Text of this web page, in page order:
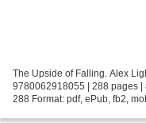
The Upside of Falling. Alex
9780062918055 | 288 pages
288 Format: pdf, ePub, fb2,